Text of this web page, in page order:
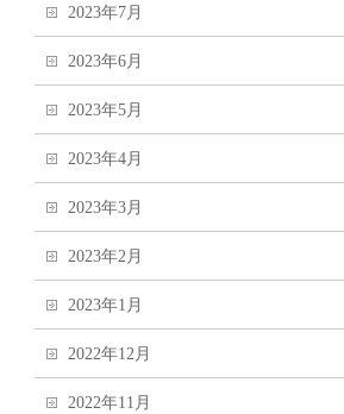
2023年7月
2023年6月
2023年5月
2023年4月
2023年3月
2023年2月
2023年1月
2022年12月
2022年11月